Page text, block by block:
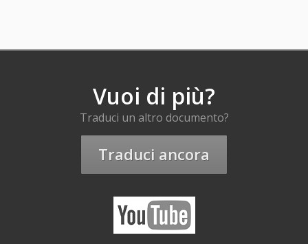
Vuoi di più?
Traduci un altro documento?
Traduci ancora